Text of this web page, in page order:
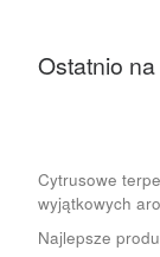
Ostatnio
Cytrusowe
wyjątkowych
Najlepsze